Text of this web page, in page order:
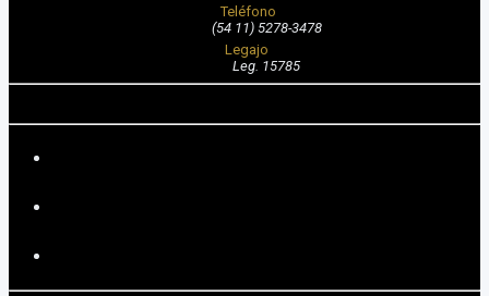
Teléfono
(54 11) 5278-3478
Legajo
Leg. 15785